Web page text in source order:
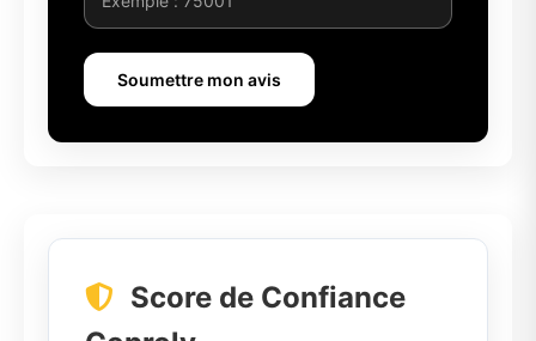
Soumettre mon avis
Score de Confiance